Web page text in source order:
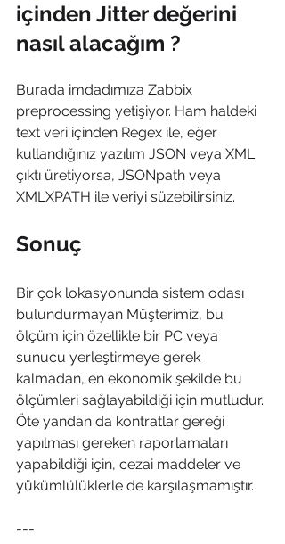
içinden Jitter değerini
nasıl alacağım ?
Burada imdadımıza Zabbix
preprocessing yetişiyor. Ham haldeki
text veri içinden Regex ile, eğer
kullandığınız yazılım JSON veya XML
çıktı üretiyorsa, JSONpath veya
XMLXPATH ile veriyi süzebilirsiniz.
Sonuç
Bir çok lokasyonunda sistem odası
bulundurmayan Müşterimiz, bu
ölçüm için özellikle bir PC veya
sunucu yerleştirmeye gerek
kalmadan, en ekonomik şekilde bu
ölçümleri sağlayabildiği için mutludur.
Öte yandan da kontratlar gereği
yapılması gereken raporlamaları
yapabildiği için, cezai maddeler ve
yükümlülüklerle de karşılaşmamıştır.
---